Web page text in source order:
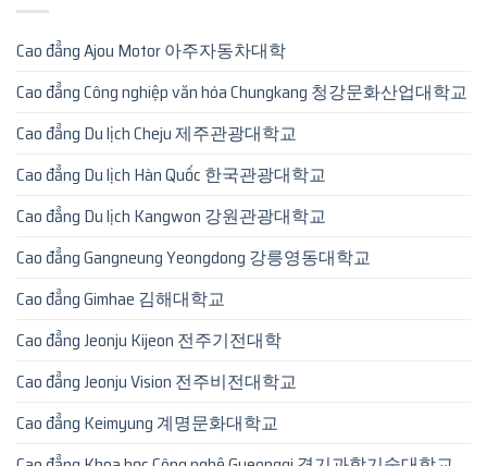
Cao đẳng Ajou Motor 아주자동차대학
Cao đẳng Công nghiệp văn hóa Chungkang 청강문화산업대학교
Cao đẳng Du lịch Cheju 제주관광대학교
Cao đẳng Du lịch Hàn Quốc 한국관광대학교
Cao đẳng Du lịch Kangwon 강원관광대학교
Cao đẳng Gangneung Yeongdong 강릉영동대학교
Cao đẳng Gimhae 김해대학교
Cao đẳng Jeonju Kijeon 전주기전대학
Cao đẳng Jeonju Vision 전주비전대학교
Cao đẳng Keimyung 계명문화대학교